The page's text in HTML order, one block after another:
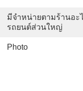
มีจำหน่ายตามร้านอะ
รถยนต์ส่วนใหญ่
Photo